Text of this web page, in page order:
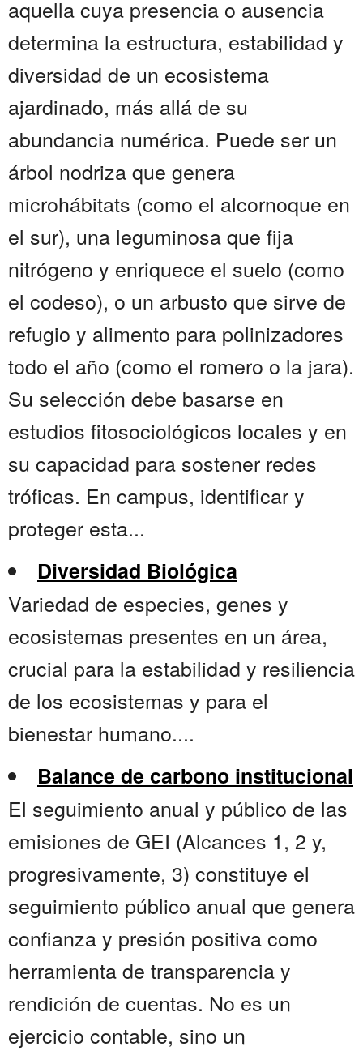
aquella cuya presencia o ausencia
determina la estructura, estabilidad y
diversidad de un ecosistema
ajardinado, más allá de su
abundancia numérica. Puede ser un
árbol nodriza que genera
microhábitats (como el alcornoque en
el sur), una leguminosa que fija
nitrógeno y enriquece el suelo (como
el codeso), o un arbusto que sirve de
refugio y alimento para polinizadores
todo el año (como el romero o la jara).
Su selección debe basarse en
estudios fitosociológicos locales y en
su capacidad para sostener redes
tróficas. En campus, identificar y
proteger esta...
Diversidad Biológica
Variedad de especies, genes y
ecosistemas presentes en un área,
crucial para la estabilidad y resiliencia
de los ecosistemas y para el
bienestar humano....
Balance de carbono institucional
El seguimiento anual y público de las
emisiones de GEI (Alcances 1, 2 y,
progresivamente, 3) constituye el
seguimiento público anual que genera
confianza y presión positiva como
herramienta de transparencia y
rendición de cuentas. No es un
ejercicio contable, sino un